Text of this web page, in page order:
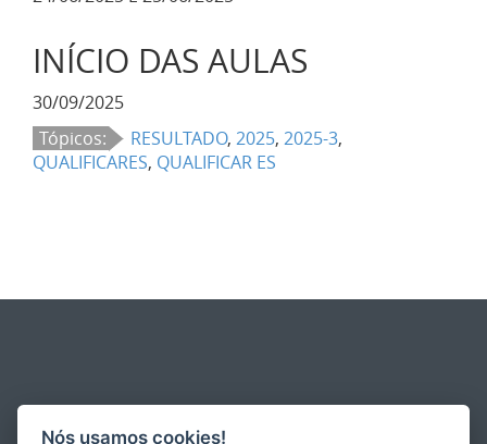
INÍCIO DAS AULAS
30/09/2025
Tópicos:
RESULTADO, 2025, 2025-3,
QUALIFICARES, QUALIFICAR ES
Nós usamos cookies!